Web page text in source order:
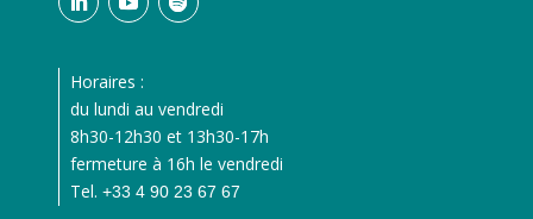
Horaires :
du lundi au vendredi
8h30-12h30 et 13h30-17h
fermeture à 16h le vendredi
Tel. +33 4 90 23 67 67